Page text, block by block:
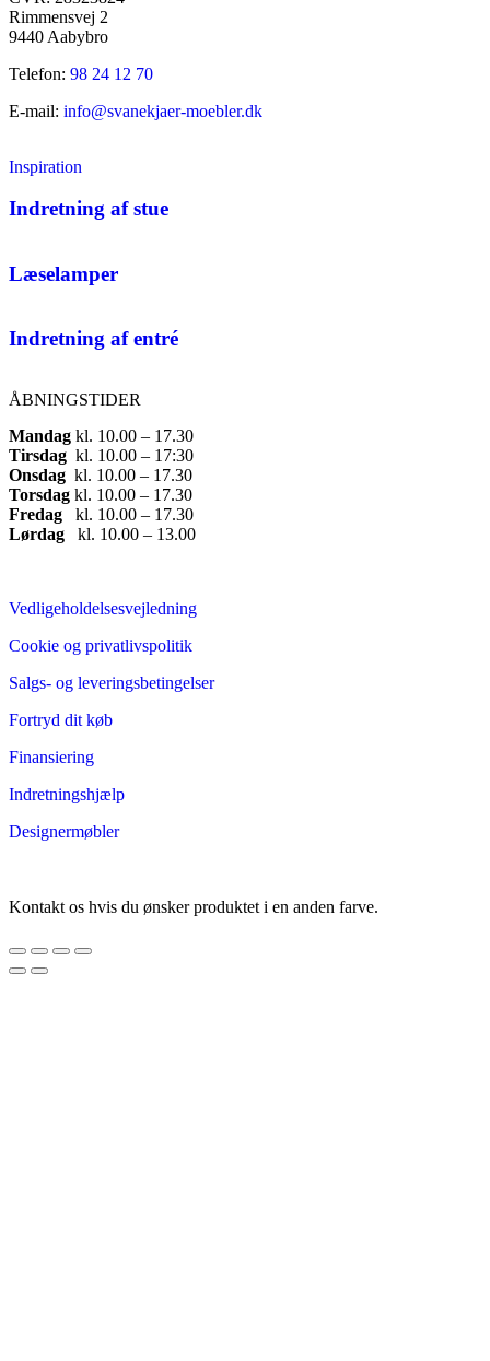
Rimmensvej 2
9440 Aabybro
Telefon: 98 24 12 70
E-mail: info@svanekjaer-moebler.dk
Inspiration
Indretning af stue
Læselamper
Indretning af entré
ÅBNINGSTIDER
Mandag ​ kl. 10.00 – 17.30​
Tirsdag ​ kl. 10.00 – 17:30​
Onsdag ​ kl. 10.00 – 17.30​
Torsdag ​ kl. 10.00 – 17.30​
Fredag ​ kl. 10.00 – 17.30​
Lørdag ​ kl. 10.00 – 13.00
Vedligeholdelsesvejledning
Cookie og privatlivspolitik
Salgs- og leveringsbetingelser
Fortryd dit køb
Finansiering
Indretningshjælp
Designermøbler
Kontakt os hvis du ønsker produktet i en anden farve.